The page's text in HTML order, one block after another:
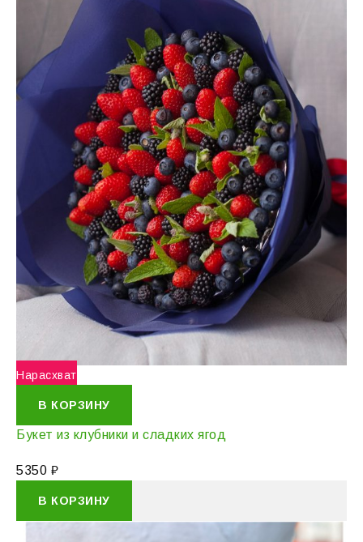
Нарасхват
В КОРЗИНУ
Букет из клубники и сладких ягод
5350 ₽
В КОРЗИНУ